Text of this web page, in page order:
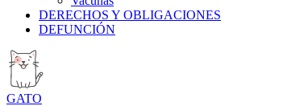
DERECHOS Y OBLIGACIONES
DEFUNCIÓN
GATO